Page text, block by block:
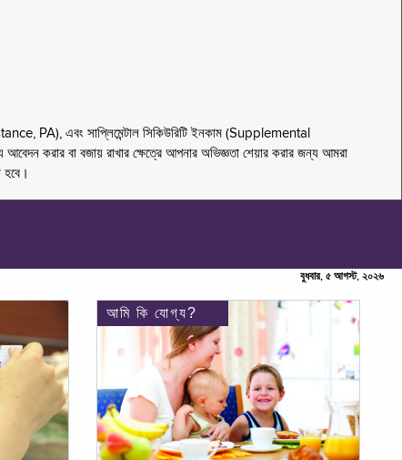
PA), এবং সাপ্লিমেন্টাল সিকিউরিটি ইনকাম (Supplemental
করার বা বজায় রাখার ক্ষেত্রে আপনার অভিজ্ঞতা শেয়ার করার জন্য আমরা
হবে।
বুধবার, ৫ আগস্ট, ২০২৬
আমি কি যোগ্য?